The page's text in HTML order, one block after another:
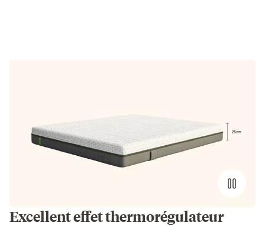
Excellent effet thermorégulateur